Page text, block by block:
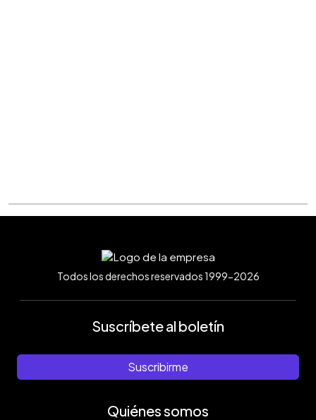
Todos los derechos reservados 1999-2026
Suscríbete al boletín
Suscribirme
Quiénes somos